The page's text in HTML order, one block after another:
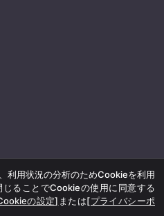
利用状況の分析のためCookieを利用
ることでCookieの使用に同意する
の設定] または[プライバシーポ